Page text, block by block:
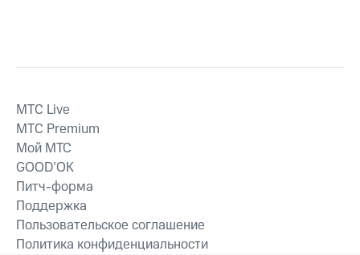
MTС Live
MTС Premium
Мой МТС
GOOD’OK
Питч-форма
Поддержка
Пользовательское соглашение
Политика конфиденциальности